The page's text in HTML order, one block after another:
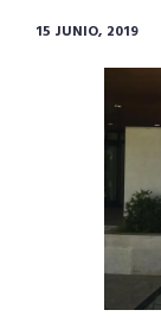
15 JUNIO, 2019